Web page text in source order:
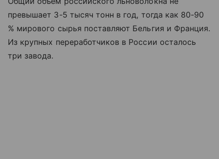
превышает 3-5 тысяч тонн в год, тогда как 80-90
% мирового сырья поставляют Бельгия и Франция.
Из крупных переработчиков в России осталось
три завода.